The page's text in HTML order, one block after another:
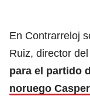
En Contrarreloj
Ruiz, director del
para el partido
noruego